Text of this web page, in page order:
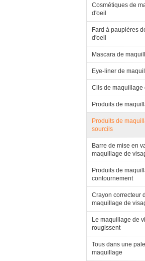
Cosmétiques de
d'oeil
Fard à paupières
d'oeil
Mascara de
Eye-liner de
Cils de maquillage
Produits de
Produits de
sourcils
Barre de mise en
maquillage de
Produits de
contournement
Crayon correcteur
maquillage de
Le maquillage de
rougissent
Tous dans une
maquillage